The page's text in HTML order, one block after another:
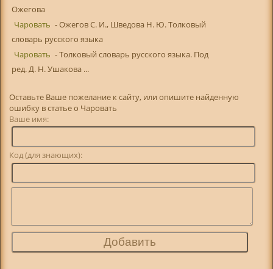
Ожегова
Чаровать - Ожегов С. И., Шведова Н. Ю. Толковый
словарь русского языка
Чаровать - Толковый словарь русского языка. Под
ред. Д. Н. Ушакова ...
Оставьте Ваше пожелание к сайту, или опишите найденную
ошибку в статье о Чаровать
Ваше имя:
Код (для знающих):